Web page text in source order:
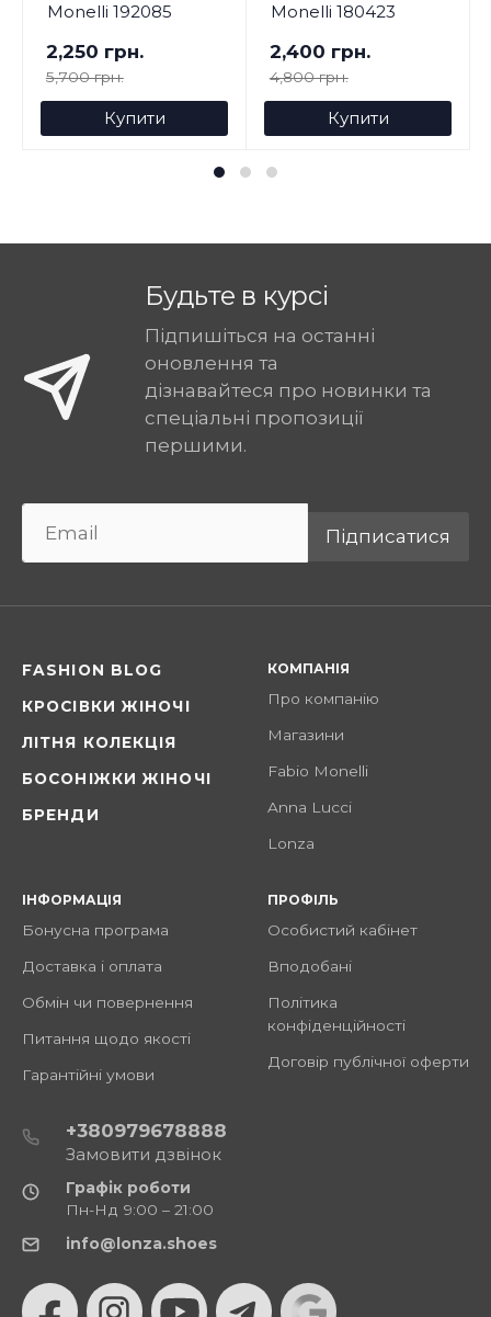
Monelli 192085
2,250 грн.
5,700 грн.
Купити
Monelli 180423
2,400 грн.
4,800 грн.
Купити
Будьте в курсі
Підпишіться на останні
оновлення та
дізнавайтеся про новинки та
спеціальні пропозиції
першими.
Підписатися
FASHION BLOG
КРОСІВКИ ЖІНОЧІ
ЛІТНЯ КОЛЕКЦІЯ
БОСОНІЖКИ ЖІНОЧІ
БРЕНДИ
КОМПАНІЯ
Про компанію
Магазини
Fabio Monelli
Anna Lucci
Lonza
ІНФОРМАЦІЯ
Бонусна програма
Доставка і оплата
Обмін чи повернення
Питання щодо якості
Гарантійні умови
ПРОФІЛЬ
Особистий кабінет
Вподобані
Політика
конфіденційності
Договір публічної оферти
+380979678888
Замовити дзвінок
Графік роботи
Пн-Нд 9:00 – 21:00
info@lonza.shoes